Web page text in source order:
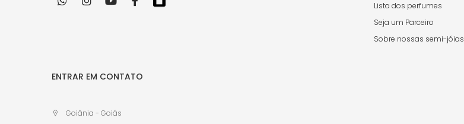
Lista dos perfumes
Seja um Parceiro
Sobre nossas semi-jóias
ENTRAR EM CONTATO
Goiânia - Goiás